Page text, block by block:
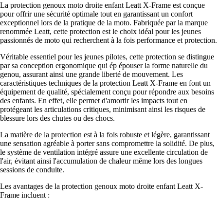
La protection genoux moto droite enfant Leatt X-Frame est conçue
pour offrir une sécurité optimale tout en garantissant un confort
exceptionnel lors de la pratique de la moto. Fabriquée par la marque
renommée Leatt, cette protection est le choix idéal pour les jeunes
passionnés de moto qui recherchent à la fois performance et protection.
Véritable essentiel pour les jeunes pilotes, cette protection se distingue
par sa conception ergonomique qui ép épouser la forme naturelle du
genou, assurant ainsi une grande liberté de mouvement. Les
caractéristiques techniques de la protection Leatt X-Frame en font un
équipement de qualité, spécialement conçu pour répondre aux besoins
des enfants. En effet, elle permet d'amortir les impacts tout en
protégeant les articulations critiques, minimisant ainsi les risques de
blessure lors des chutes ou des chocs.
La matière de la protection est à la fois robuste et légère, garantissant
une sensation agréable à porter sans compromettre la solidité. De plus,
le système de ventilation intégré assure une excellente circulation de
l'air, évitant ainsi l'accumulation de chaleur même lors des longues
sessions de conduite.
Les avantages de la protection genoux moto droite enfant Leatt X-
Frame incluent :